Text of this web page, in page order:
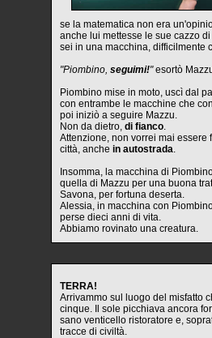
se la matematica non era
anche lui mettesse le sue cazzo
sei in una macchina, difficilmente
"Piombino, seguimi!"esortò
Piombino mise in moto, uscì dal
con entrambe le macchine che
poi iniziò a seguire Mazzu.
Non da dietro, di fianco
Attenzione, non vorrei mai essere
città, anche in autostrada
Insomma, la macchina di
quella di Mazzu per una buona
Savona, per fortuna deserta.
Alessia, in macchina con
perse dieci anni di vita.
Abbiamo rovinato una creatura.
TERRA!
Arrivammo sul luogo del misfatto
cinque. Il sole picchiava ancora
sano venticello ristoratore e,
tracce di civiltà.